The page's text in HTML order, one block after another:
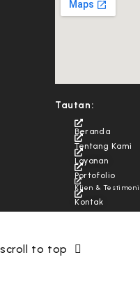
Beranda
Tautan:
Tentang Kami
Layanan
Portofolio
Klien & Testimoni
Kontak
scroll to top